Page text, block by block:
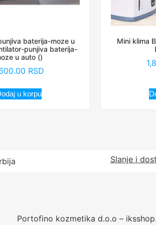
baterija-moze u
punjiva baterija-
u auto ()
RSD
u korpu
Mini klima
Slanje i
Portofino kozmetika d.o.o –